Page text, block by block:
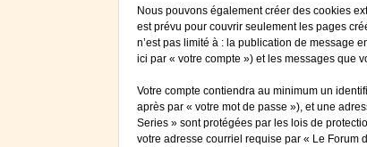
Nous pouvons également créer des cookies
est prévu pour couvrir seulement les pages
n’est pas limité à : la publication de message
ici par « votre compte ») et les messages que
Votre compte contiendra au minimum un
après par « votre mot de passe »), et une
Series » sont protégées par les lois de
votre adresse courriel requise par « Le Forum